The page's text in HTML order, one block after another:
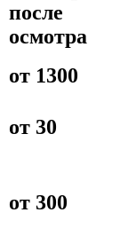
после
осмотра
от 1300
от 30
от 300